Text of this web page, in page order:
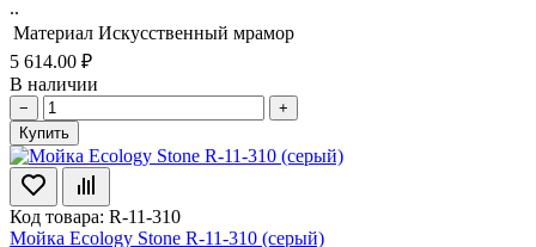
..
Материал Искусственный мрамор
5 614.00 ₽
В наличии
−
+
Купить
Код товара: R-11-310
Мойка Ecology Stone R-11-310 (серый)